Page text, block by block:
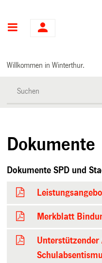
Hauptnavigation
Willkommen in Winterthur.
Dokumente
Dokumente SPD und
Merkblatt